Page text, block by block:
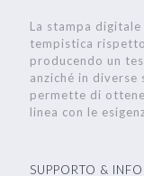
La stampa
tempistica
producendo un
anziché in
permette di
linea con le
SUPPORTO & INFO